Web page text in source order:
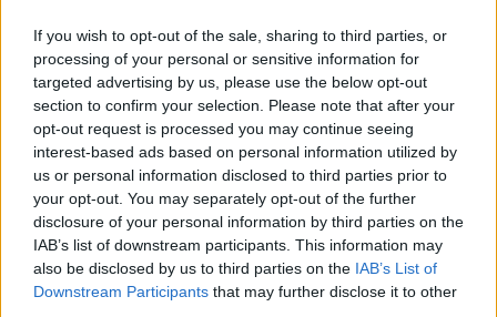
If you wish to opt-out of the sale, sharing to third parties, or
processing of your personal or sensitive information for
targeted advertising by us, please use the below opt-out
section to confirm your selection. Please note that after your
opt-out request is processed you may continue seeing
interest-based ads based on personal information utilized by
us or personal information disclosed to third parties prior to
your opt-out. You may separately opt-out of the further
disclosure of your personal information by third parties on the
IAB’s list of downstream participants. This information may
also be disclosed by us to third parties on the IAB’s List of
Downstream Participants that may further disclose it to other
ενημερωθείτε πρώτοι για όλη την ειδησεογραφία και τα
τελευταία νέατης ημέρας
Πιο δημοφιλή
1 Ryanair: «Ένα κομμάτι του προσώπου του
ήταν σαν πλαστελίνη», συγκλονίζει η
επιβάτιδα που έσωσε τον Σέρβο όταν
έσπασε το παράθυρο του αεροπλάνου